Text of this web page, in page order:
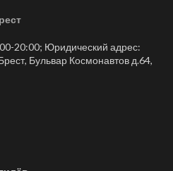
20:00; Юридический адрес:
Бульвар Космонавтов д.64,